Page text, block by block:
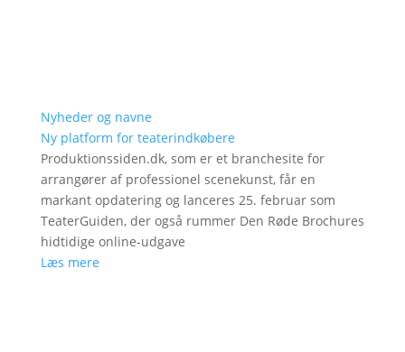
Nyheder og navne
Ny platform for teaterindkøbere
Produktionssiden.dk, som er et branchesite for
arrangører af professionel scenekunst, får en
markant opdatering og lanceres 25. februar som
TeaterGuiden, der også rummer Den Røde Brochures
hidtidige online-udgave
Læs mere